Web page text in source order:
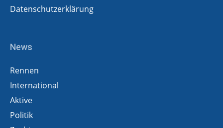
Datenschutzerklärung
News
Rennen
International
Aktive
Politik